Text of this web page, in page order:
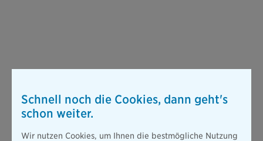
Schnell noch die Cookies, dann geht's
schon weiter.
Wir nutzen Cookies, um Ihnen die bestmögliche Nutzung